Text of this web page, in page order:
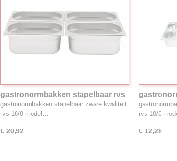
gastronormbakken stapelbaar rvs
18/8, 5.0L 1/4GN
gastronormbakken stapelbaar zware kwaliteit
rvs 18/8 model…
€ 20,92
18/8, 2.5L
rvs 18/8
€ 12,28